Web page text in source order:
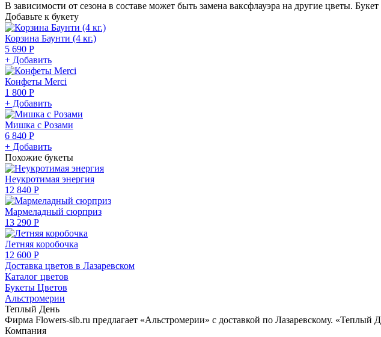
В зависимости от сезона в составе может быть замена ваксфлауэра на другие цветы.
Добавьте к букету
Корзина Баунти (4 кг.)
5 690 Р
+ Добавить
Конфеты Merci
1 800 Р
+ Добавить
Мишка с Розами
6 840 Р
+ Добавить
Похожие букеты
Неукротимая энергия
12 840 Р
Мармеладный сюрприз
13 290 Р
Летняя коробочка
12 600 Р
Доставка цветов в Лазаревском
Каталог цветов
Букеты Цветов
Альстромерии
Теплый День
Фирма Flowers-sib.ru предлагает «Альстромерии» с доставкой по Лазаревскому. «Теплый
Компания